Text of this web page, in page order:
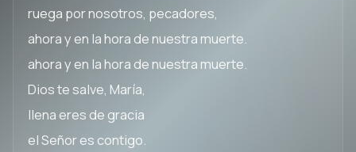
ruega por nosotros, pecadores,
ahora y en la hora de nuestra muerte.
ahora y en la hora de nuestra muerte.
Dios te salve, María,
llena eres de gracia
el Señor es contigo.